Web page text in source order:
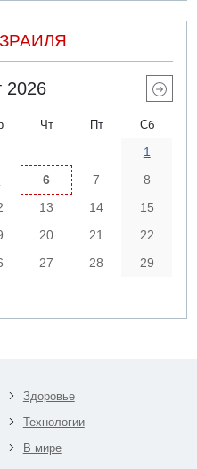
2026
Чт Пт Сб
1
6 7
8
13 14
15
20 21
22
27 28
29
Здоровье
Технологии
В мире